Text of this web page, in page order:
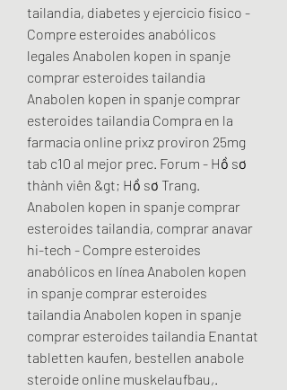
tailandia, diabetes y ejercicio fisico -
Compre esteroides anabólicos
legales Anabolen kopen in spanje
comprar esteroides tailandia
Anabolen kopen in spanje comprar
esteroides tailandia Compra en la
farmacia online prixz proviron 25mg
tab c10 al mejor prec. Forum - Hồ sơ
thành viên &gt; Hồ sơ Trang.
Anabolen kopen in spanje comprar
esteroides tailandia, comprar anavar
hi-tech - Compre esteroides
anabólicos en línea Anabolen kopen
in spanje comprar esteroides
tailandia Anabolen kopen in spanje
comprar esteroides tailandia Enantat
tabletten kaufen, bestellen anabole
steroide online muskelaufbau,.